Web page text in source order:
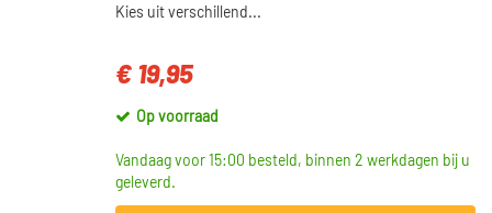
Kies uit verschillend...
€ 19,95
Op voorraad
Vandaag voor 15:00 besteld, binnen 2 werkdagen bij u
geleverd.